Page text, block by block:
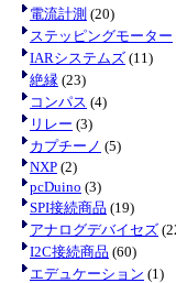
電流計測 (20)
ステッピングモーター
IARシステムズ (11)
絶縁 (23)
コンパス (4)
リレー (3)
カプチーノ (5)
NXP (2)
pcDuino (3)
SPI接続商品 (19)
アナログデバイセズ
I2C接続商品 (60)
エデュケーション (1)